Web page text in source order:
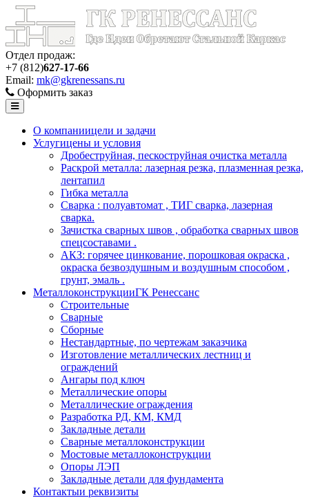
Отдел продаж:
+7 (812)627-17-66
Email: mk@gkrenessans.ru
Оформить заказ
О компаниицели и задачи
Услугицены и условия
Дробеструйная, пескоструйная очистка металла
Раскрой металла: лазерная резка, плазменная резка,
лентапил
Гибка металла
Сварка : полуавтомат , ТИГ сварка, лазерная
сварка.
Зачистка сварных швов , обработка сварных швов
спецсоставами .
АКЗ: горячее цинкование, порошковая окраска ,
окраска безвоздушным и воздушным способом ,
грунт, эмаль .
МеталлоконструкцииГК Ренессанс
Строительные
Сварные
Сборные
Нестандартные, по чертежам заказчика
Изготовление металлических лестниц и
ограждений
Ангары под ключ
Металлические опоры
Металлические ограждения
Разработка РД, КМ, КМД
Закладные детали
Сварные металлоконструкции
Мостовые металлоконструкции
Опоры ЛЭП
Закладные детали для фундамента
Контактыи реквизиты